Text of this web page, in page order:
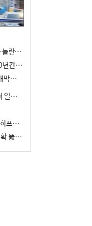
빨려들어갈 듯 스크린 속 시공간 변주…놀란의 메시지는 ‘전쟁 속죄’
K팝 아이돌, '밀리언셀러' 단 1.6%…30년간 등장 1182개팀 전수조사
‘라이징 스타’ 배우 김민하, 올해 BIFF 개막식 사회자 확정
친일 논란 빚은 가수 남인수 공개 토론회 열린다.
월드컵서 증명한 K-콘텐츠 위상…BTS 하프타임쇼·정호연 트로피 세리머니
‘무법중년’의 사적응징 액션, 답답한 속 확 뚫어주네